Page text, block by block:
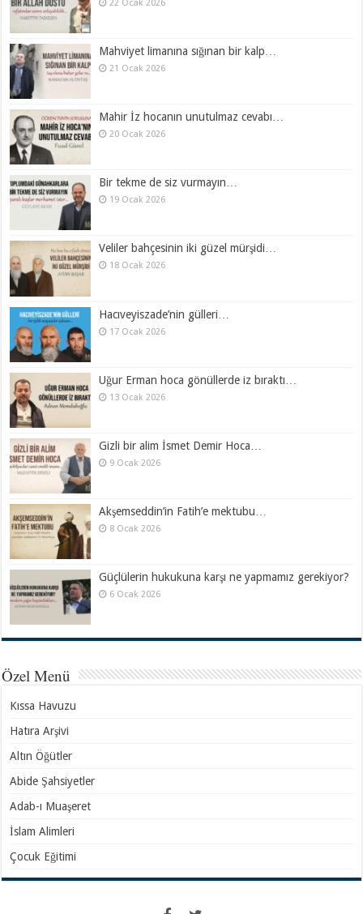
22 Ocak 2026
Mahviyet limanına sığınan bir kalp…
21 Ocak 2026
Mahir İz hocanın unutulmaz cevabı…
20 Ocak 2026
Bir tekme de siz vurmayın…
19 Ocak 2026
Veliler bahçesinin iki güzel mürşidi…
18 Ocak 2026
Hacıveyiszade’nin gülleri…
17 Ocak 2026
Uğur Erman hoca gönüllerde iz bıraktı…
13 Ocak 2026
Gizli bir alim İsmet Demir Hoca…
9 Ocak 2026
Akşemseddin’in Fatih’e mektubu…
8 Ocak 2026
Güçlülerin hukukuna karşı ne yapmamız gerekiyor?
6 Ocak 2026
Özel Menü
Kıssa Havuzu
Hatıra Arşivi
Altın Öğütler
Abide Şahsiyetler
Adab-ı Muaşeret
İslam Alimleri
Çocuk Eğitimi